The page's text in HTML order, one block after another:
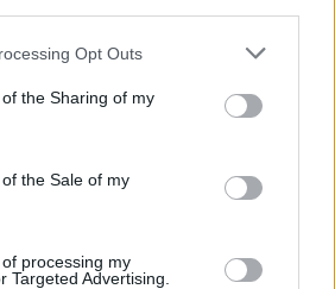
Opt Outs
the Sharing of my
the Sale of my
processing my
Targeted Advertising.
τους
πολιτική απορρήτου